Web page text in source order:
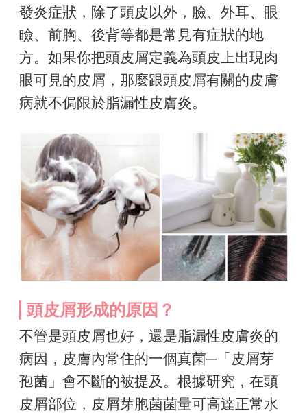
發炎症狀，除了頭皮以外，臉、外耳、眼
瞼、前胸、後背等都是常見有症狀的地
方。如果你把頭皮屑定義為頭皮上出現肉
眼可見的皮屑，那麼跟頭皮屑有關的皮膚
病就不侷限於脂漏性皮膚炎。
頭皮屑形成的原因？
不管是頭皮屑也好，還是脂漏性皮膚炎的
病因，皮膚內常住的一個真菌─「皮屑芽
孢菌」會不斷的被提及。根據研究，在頭
皮屑部位，皮屑芽胞菌菌量可高達正常水